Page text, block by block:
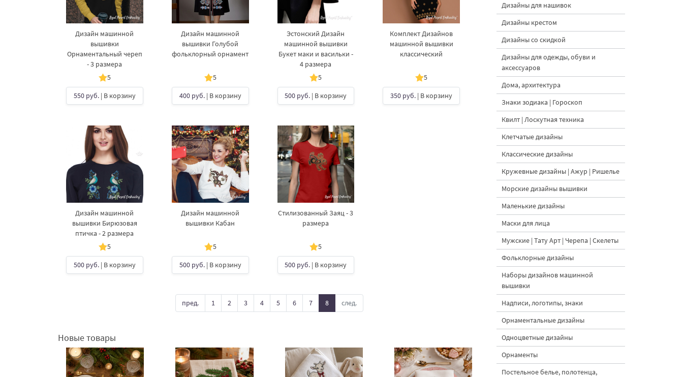
Дизайн машинной
вышивки
Орнаментальный череп
- 3 размера
5
550 руб.| В корзину
Дизайн машинной
вышивки Голубой
фольклорный орнамент
5
400 руб.| В корзину
Эстонский Дизайн
машинной вышивки
Букет маки и васильки -
4 размера
5
500 руб. | В корзину
Комплект Дизайнов
машинной вышивки
классический
5
350 руб. | В корзину
Дизайн машинной
вышивки Бирюзовая
птичка - 2 размера
5
500 руб.| В корзину
Дизайн машинной
вышивки Кабан
5
500 руб.| В корзину
Стилизованный Заяц - 3
размера
5
500 руб. | В корзину
пред. 1 2 3 4 5 6 7 8 след.
Новые товары
Дизайны для нашивок
Дизайны крестом
Дизайны со скидкой
Дизайны для одежды, обуви и
аксессуаров
Дома, архитектура
Знаки зодиака | Гороскоп
Квилт | Лоскутная техника
Клетчатые дизайны
Классические дизайны
Кружевные дизайны | Ажур | Ришелье
Морские дизайны вышивки
Маленькие дизайны
Маски для лица
Мужские | Тату Арт | Черепа | Скелеты
Фольклорные дизайны
Наборы дизайнов машинной
вышивки
Надписи, логотипы, знаки
Орнаментальные дизайны
Одноцветные дизайны
Орнаменты
Постельное белье, полотенца,